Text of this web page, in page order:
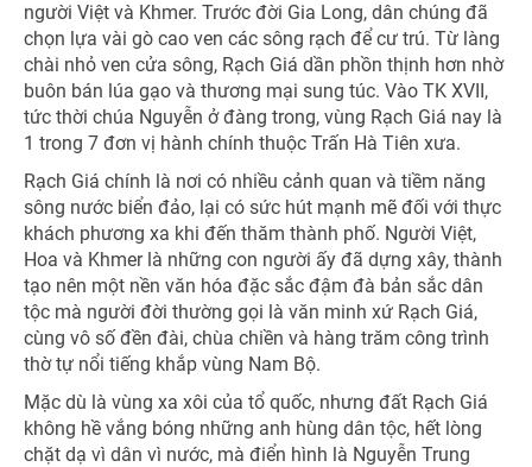
người Việt và Khmer. Trước đời Gia Long, dân chúng đã
chọn lựa vài gò cao ven các sông rạch để cư trú. Từ làng
chài nhỏ ven cửa sông, Rạch Giá dần phồn thịnh hơn nhờ
buôn bán lúa gạo và thương mại sung túc. Vào TK XVII,
tức thời chúa Nguyễn ở đàng trong, vùng Rạch Giá nay là
1 trong 7 đơn vị hành chính thuộc Trấn Hà Tiên xưa.
Rạch Giá chính là nơi có nhiều cảnh quan và tiềm năng
sông nước biển đảo, lại có sức hút mạnh mẽ đối với thực
khách phương xa khi đến thăm thành phố. Người Việt,
Hoa và Khmer là những con người ấy đã dựng xây, thành
tạo nên một nền văn hóa đặc sắc đậm đà bản sắc dân
tộc mà người đời thường gọi là văn minh xứ Rạch Giá,
cùng vô số đền đài, chùa chiền và hàng trăm công trình
thờ tự nổi tiếng khắp vùng Nam Bộ.
Mặc dù là vùng xa xôi của tổ quốc, nhưng đất Rạch Giá
không hề vắng bóng những anh hùng dân tộc, hết lòng
chặt dạ vì dân vì nước, mà điển hình là Nguyễn Trung
TƯ VẤN NGAY
TƯ VẤN NGAY
Nhận ưu đãi ngay!
Nhận ưu đãi ngay
TƯ VẤN NGAY
TƯ VẤN NGAY
NHẬN ƯU ĐÃI NGAY
TƯ VẤN NGAY